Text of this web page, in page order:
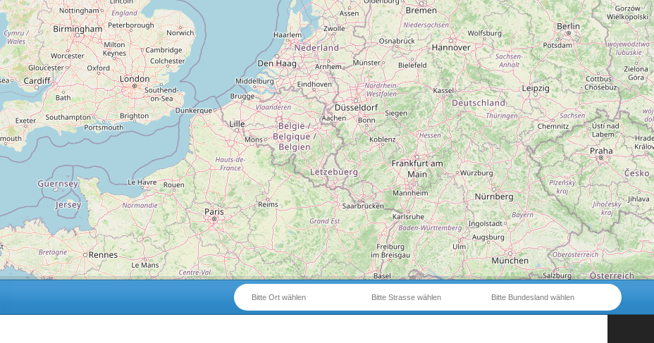
Bitte Bundesland wählen
Bitte Strasse wählen
Bitte Ort wählen